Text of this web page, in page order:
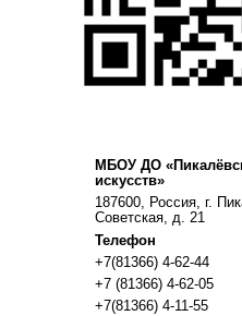
МБОУ ДО
искусств»
187600, Россия, г.
Советская, д. 21
Телефон
+7(81366) 4-62-44
+7 (81366) 4-62-05
+7(81366) 4-11-55